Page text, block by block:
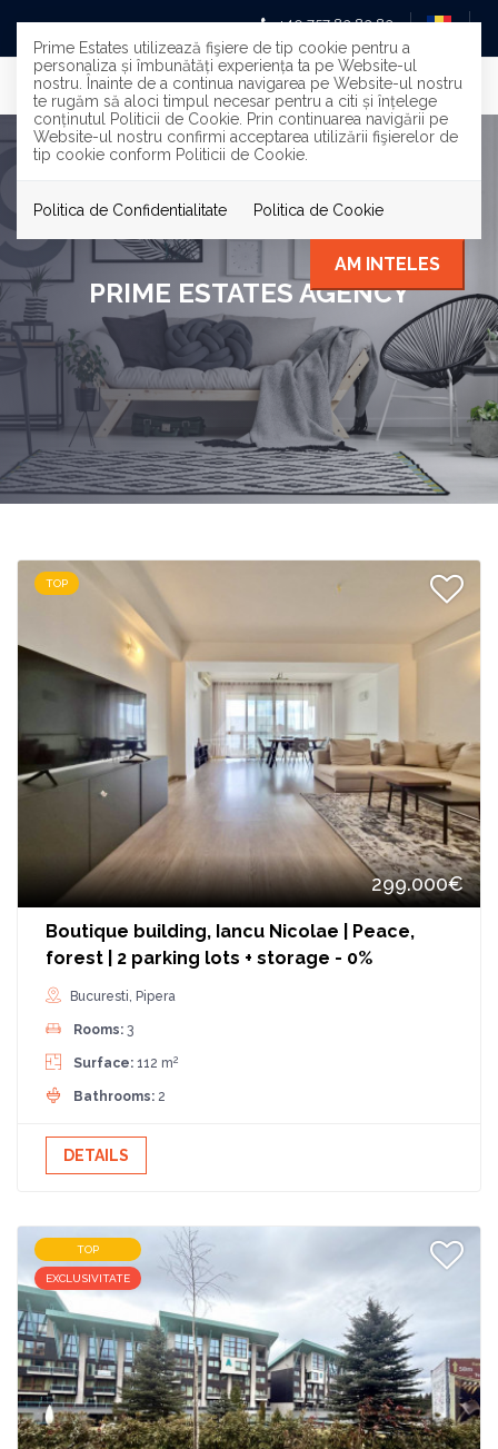
Prime Estates utilizează fişiere de tip cookie pentru a
personaliza și îmbunătăți experiența ta pe Website-ul
nostru. Înainte de a continua navigarea pe Website-ul nostru
te rugăm să aloci timpul necesar pentru a citi și înțelege
conținutul Politicii de Cookie. Prin continuarea navigării pe
Website-ul nostru confirmi acceptarea utilizării fişierelor de
tip cookie conform Politicii de Cookie.
Politica de Confidentialitate Politica de Cookie
AM INTELES
+40 757 83 83 83
PRIME ESTATES AGENCY
TOP
299.000€
Boutique building, Iancu Nicolae | Peace,
forest | 2 parking lots + storage - 0%
Bucuresti, Pipera
Rooms: 3
Surface: 112 m2
Bathrooms: 2
DETAILS
TOP
EXCLUSIVITATE